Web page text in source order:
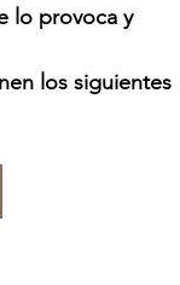
lo provoca y
los siguientes